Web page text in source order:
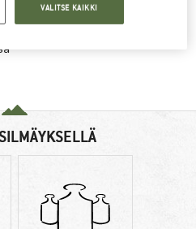
Siirry palautusoikeuteen täältä
-sertifiointi - lue lisää tästä!
VALITSE KAIKKI